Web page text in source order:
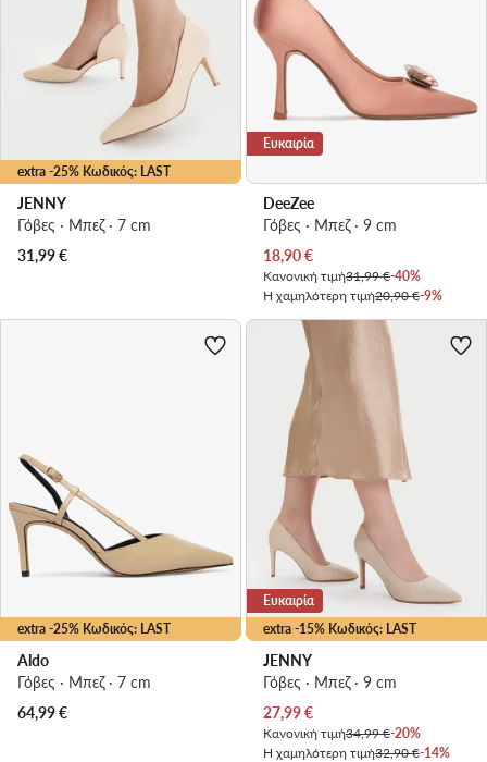
extra -25% Κωδικός: LAST
JENNY
Γόβες · Μπεζ · 7 cm
31,99€
Ευκαιρία
DeeZee
Γόβες · Μπεζ · 9 cm
Τρέχουσα τιμή
18,90€
Κανονική τιμή31,99 €-40%
Η χαμηλότερη τιμή20,90 €-9%
extra -25% Κωδικός: LAST
Aldo
Γόβες · Μπεζ · 7 cm
64,99€
extra -15% Κωδικός: LAST
Ευκαιρία
JENNY
Γόβες · Μπεζ · 9 cm
Τρέχουσα τιμή
27,99€
Κανονική τιμή34,99 €-20%
Η χαμηλότερη τιμή32,90 €-14%